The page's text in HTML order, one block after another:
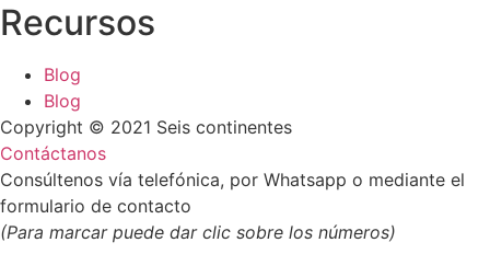
Recursos
Blog
Blog
Copyright © 2021 Seis continentes
Contáctanos
Consúltenos vía telefónica, por Whatsapp o mediante el
formulario de contacto
(Para marcar puede dar clic sobre los números)